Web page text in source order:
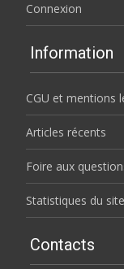
Connexion
Information
CGU et mentions
Articles récents
Foire aux
Statistiques du site
Contacts